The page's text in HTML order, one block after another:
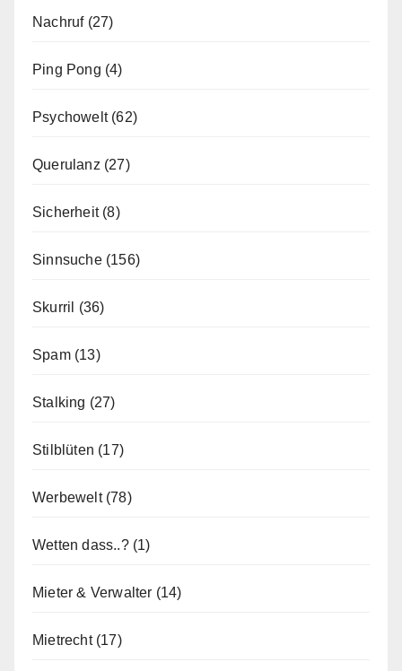
Nachruf(27)
Ping Pong (4)
Psychowelt(62)
Querulanz (27)
Sicherheit(8)
Sinnsuche(156)
Skurril (36)
Spam(13)
Stalking (27)
Stilblüten (17)
Werbewelt(78)
Wetten dass..?(1)
Mieter & Verwalter (14)
Mietrecht(17)